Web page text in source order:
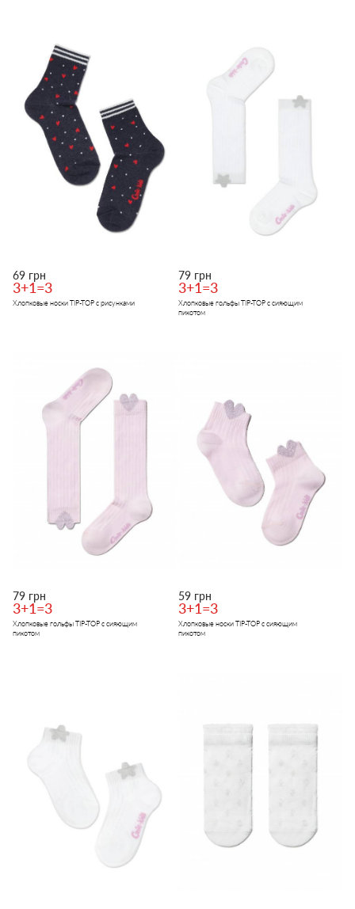
69 грн
3+1=3
Хлопковые носки TIP-TOP с рисунками
79 грн
3+1=3
Хлопковые гольфы TIP-TOP с сияющим
пикотом
79 грн
3+1=3
Хлопковые гольфы TIP-TOP с сияющим
пикотом
59 грн
3+1=3
Хлопковые носки TIP-TOP с сияющим
пикотом